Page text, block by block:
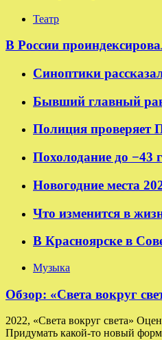
Театр
В России
Синоптики
Бывший главный
Полиция проверяет
Похолодание до −43
Новогодние места
Что изменится в
В Красноярске в
Музыка
Обзор: «Света вокруг
2022, «Света вокруг света»
Придумать какой-то новый